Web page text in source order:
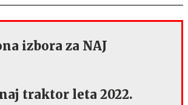
izbora za NAJ
traktor leta 2022.